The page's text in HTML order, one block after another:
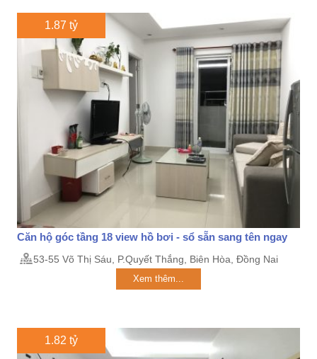
1.87 tỷ
Căn hộ góc tầng 18 view hồ bơi - sổ sẵn sang tên ngay
53-55 Võ Thị Sáu, P.Quyết Thắng, Biên Hòa, Đồng Nai
Xem thêm...
1.82 tỷ